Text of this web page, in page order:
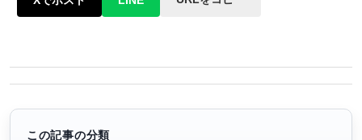
この記事の分類